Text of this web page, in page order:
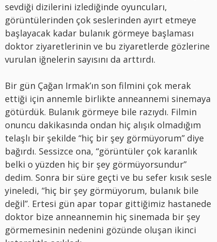
sevdiği dizilerini izlediğinde oyuncuları,
görüntülerinden çok seslerinden ayırt etmeye
başlayacak kadar bulanık görmeye başlaması
doktor ziyaretlerinin ve bu ziyaretlerde gözlerine
vurulan iğnelerin sayısını da arttırdı.
Bir gün Çağan Irmak’ın son filmini çok merak
ettiği için annemle birlikte anneannemi sinemaya
götürdük. Bulanık görmeye bile razıydı. Filmin
onuncu dakikasında ondan hiç alışık olmadığım
telaşlı bir şekilde “hiç bir şey görmüyorum” diye
bağırdı. Sessizce ona, “görüntüler çok karanlık
belki o yüzden hiç bir şey görmüyorsundur”
dedim. Sonra bir süre geçti ve bu sefer kısık sesle
yineledi, “hiç bir şey görmüyorum, bulanık bile
değil”. Ertesi gün apar topar gittiğimiz hastanede
doktor bize anneannemin hiç sinemada bir şey
görmemesinin nedenini gözünde oluşan ikinci